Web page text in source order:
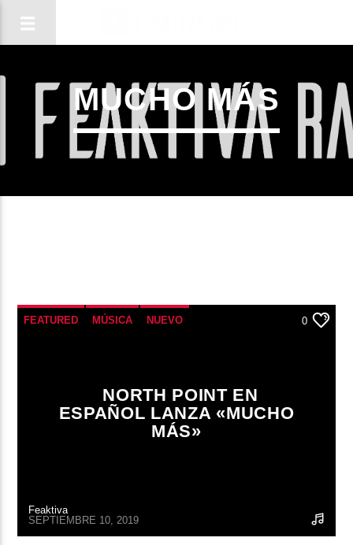
CANCIÓN ACTUAL
MUCHO MÁS
FEATURED MÚSICA NUEVO 0
NORTH POINT EN
ESPAÑOL LANZA «MUCHO
MÁS»
Feaktiva
SEPTIEMBRE 10, 2019